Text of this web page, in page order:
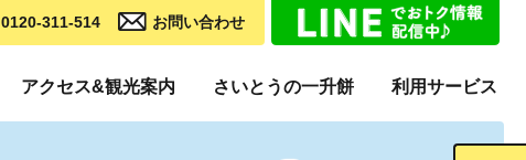
0120-311-514 お問い合わせ
アクセス&観光案内 さいとうの一升餅 利用サービス